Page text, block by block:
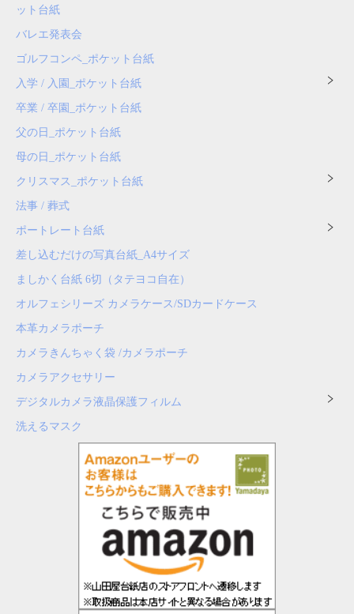
ット台紙
バレエ発表会
ゴルフコンペ_ポケット台紙
入学 / 入園_ポケット台紙
卒業 / 卒園_ポケット台紙
父の日_ポケット台紙
母の日_ポケット台紙
クリスマス_ポケット台紙
法事 / 葬式
ポートレート台紙
差し込むだけの写真台紙_A4サイズ
ましかく台紙 6切（タテヨコ自在）
オルフェシリーズ カメラケース/SDカードケース
本革カメラポーチ
カメラきんちゃく袋 /カメラポーチ
カメラアクセサリー
デジタルカメラ液晶保護フィルム
洗えるマスク